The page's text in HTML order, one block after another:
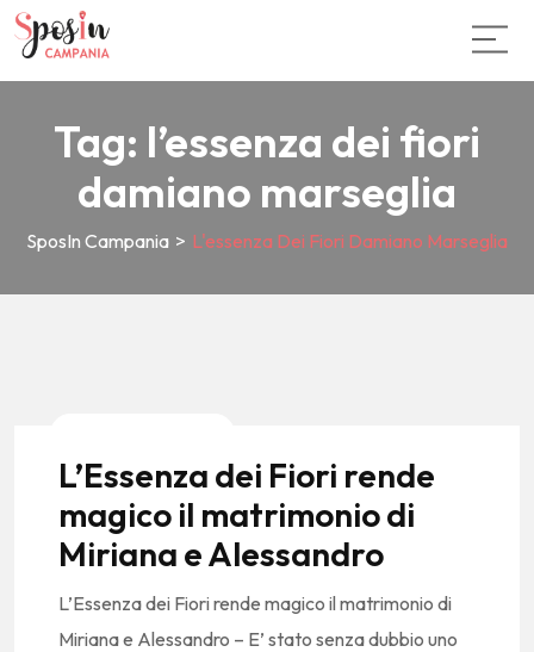
Tag: l’essenza dei fiori
damiano marseglia
SposIn Campania > L'essenza Dei Fiori Damiano Marseglia
L’Essenza dei Fiori rende
magico il matrimonio di
Miriana e Alessandro
L’Essenza dei Fiori rende magico il matrimonio di
Miriana e Alessandro – E’ stato senza dubbio uno